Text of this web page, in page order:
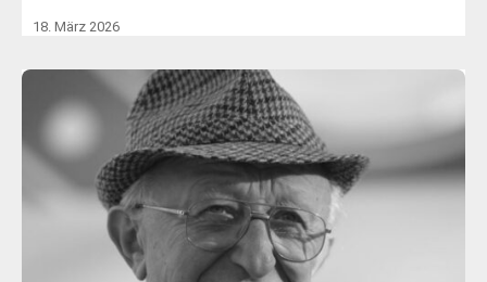
18. März 2026